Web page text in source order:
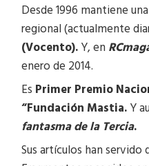
Desde 1996 mantiene
regional (actualmente
(Vocento).Y, en
enero de 2014.
Es Primer Premio
“Fundación Mastia.Y
fantasma de la Tercia.
Sus artículos han servido